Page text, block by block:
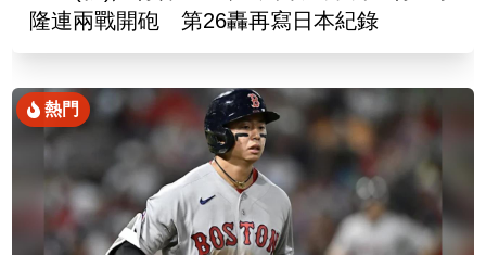
隆連兩戰開砲 第26轟再寫日本紀錄
熱門